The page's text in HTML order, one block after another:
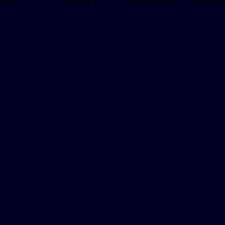
στη Θεσσαλία, με αντικειμενικότητα,